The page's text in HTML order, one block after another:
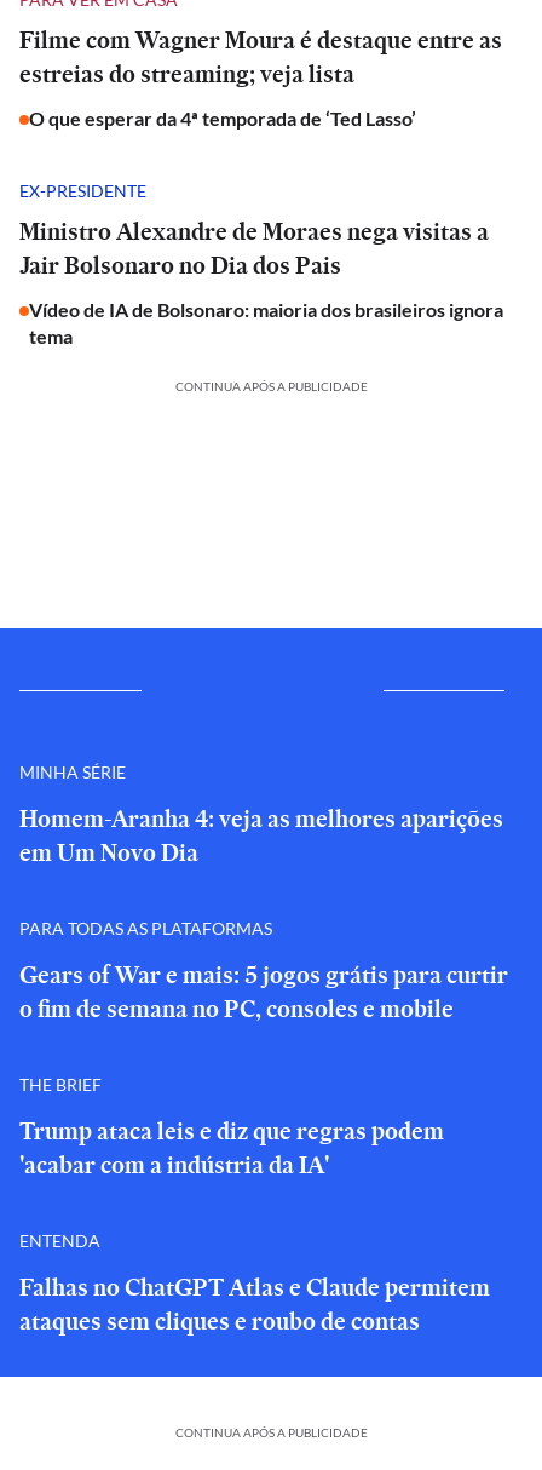
Filme com Wagner Moura é destaque entre as
estreias do streaming; veja lista
O que esperar da 4ª temporada de ‘Ted Lasso’
EX-PRESIDENTE
Ministro Alexandre de Moraes nega visitas a
Jair Bolsonaro no Dia dos Pais
Vídeo de IA de Bolsonaro: maioria dos brasileiros ignora
tema
CONTINUA APÓS A PUBLICIDADE
MINHA SÉRIE
Homem-Aranha 4: veja as melhores aparições
em Um Novo Dia
PARA TODAS AS PLATAFORMAS
Gears of War e mais: 5 jogos grátis para curtir
o fim de semana no PC, consoles e mobile
THE BRIEF
Trump ataca leis e diz que regras podem
'acabar com a indústria da IA'
ENTENDA
Falhas no ChatGPT Atlas e Claude permitem
ataques sem cliques e roubo de contas
CONTINUA APÓS A PUBLICIDADE